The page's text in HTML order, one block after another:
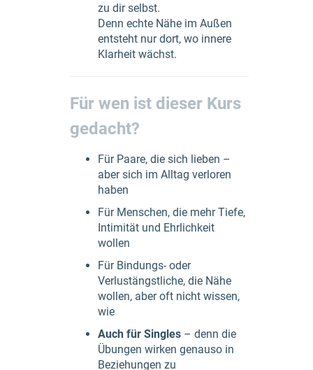
zu dir selbst.
Denn echte Nähe im Außen
entsteht nur dort, wo innere
Klarheit wächst.
Für wen ist dieser Kurs
gedacht?
Für Paare, die sich lieben –
aber sich im Alltag verloren
haben
Für Menschen, die mehr Tiefe,
Intimität und Ehrlichkeit
wollen
Für Bindungs- oder
Verlustängstliche, die Nähe
wollen, aber oft nicht wissen,
wie
Auch für Singles – denn die
Übungen wirken genauso in
Beziehungen zu